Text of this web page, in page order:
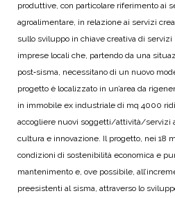
produttive, con particolare riferimento ai
agroalimentare, in relazione ai servizi
sullo sviluppo in chiave creativa di
imprese locali che, partendo da una
post‐sisma, necessitano di un nuovo
progetto è localizzato in un’area da
in immobile ex industriale di mq 4000
accogliere nuovi soggetti/attività/servizi
cultura e innovazione. Il progetto, nei 18
condizioni di sostenibilità economica e
mantenimento e, ove possibile,
preesistenti al sisma, attraverso lo